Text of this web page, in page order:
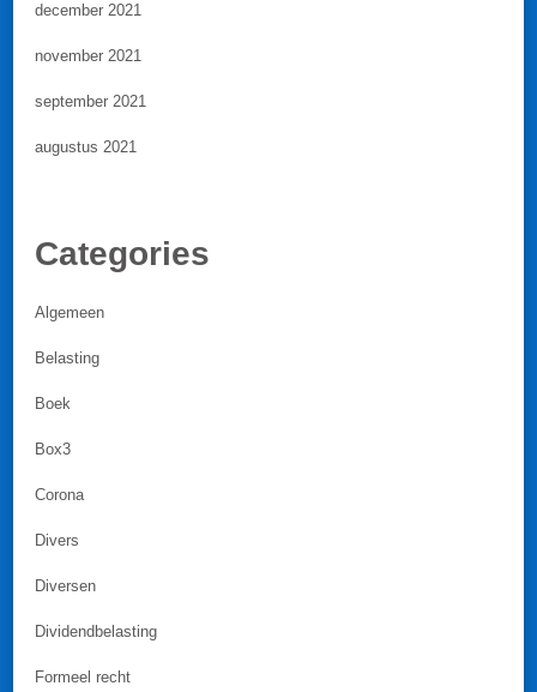
december 2021
november 2021
september 2021
augustus 2021
Categories
Algemeen
Belasting
Boek
Box3
Corona
Divers
Diversen
Dividendbelasting
Formeel recht